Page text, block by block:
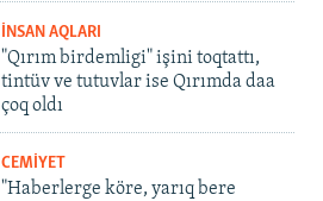
İNSAN AQLARI
"Qırım birdemligi" işini toqtattı,
tintüv ve tutuvlar ise Qırımda daa
çoq oldı
CEMİYET
"Haberlerge köre, yarıq bere